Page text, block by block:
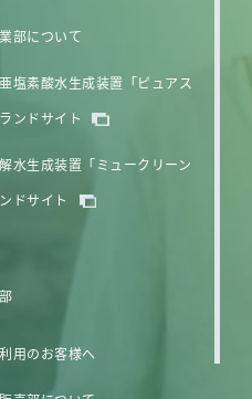
部について
塩素酸水生成装置「ピュアス
ンドサイト
水生成装置「ミュークリーン
ドサイト
用のお客様へ